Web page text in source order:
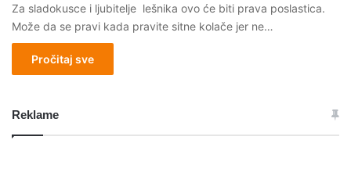
Za sladokusce i ljubitelje lešnika ovo će biti prava poslastica.
Može da se pravi kada pravite sitne kolače jer ne…
Pročitaj sve
Reklame